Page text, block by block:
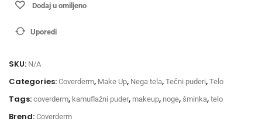
Dodaj u omiljeno
Uporedi
SKU: N/A
Categories: Coverderm, Make Up, Nega tela, Tečni puderi, Telo
Tags: coverderm, kamuflažni puder, makeup, noge, šminka, telo
Brend: Coverderm